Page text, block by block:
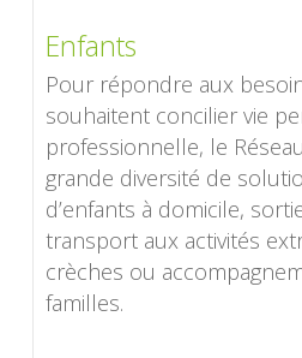
Enfants
Pour répondre aux
souhaitent concilier vie
professionnelle, le
grande diversité de
d’enfants à domicile,
transport aux activités
crèches ou
familles.